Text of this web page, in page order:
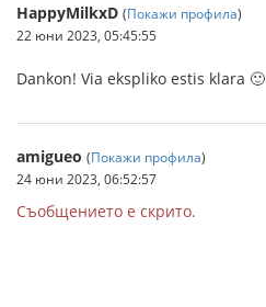
HappyMilkxD (Покажи профила)
22 юни 2023, 05:45:55
Dankon! Via ekspliko estis klara 🙂
amigueo (Покажи профила)
24 юни 2023, 06:52:57
Съобщението е скрито.